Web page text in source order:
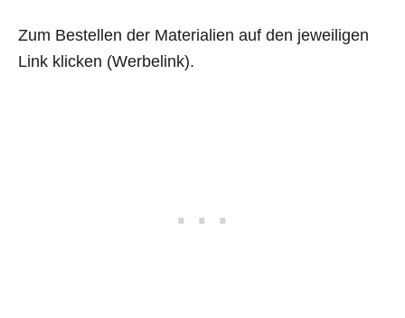
Zum Bestellen der Materialien auf den jeweiligen
Link klicken (Werbelink).